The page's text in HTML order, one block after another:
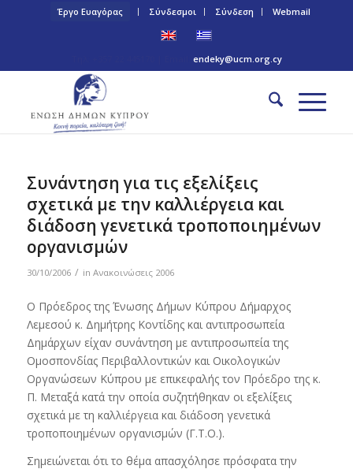
Έργο Ευαγόρας Σύνδεσμοι Σύνδεση Webmail
endeky@ucm.org.cy
Συνάντηση για τις εξελίξεις
σχετικά με την καλλιέργεια και
διάδοση γενετικά τροποποιημένων
οργανισμών
30/10/2006 / in Ανακοινώσεις 2006
Ο Πρόεδρος της Ένωσης Δήμων Κύπρου Δήμαρχος
Λεμεσού κ. Δημήτρης Κοντίδης και αντιπροσωπεία
Δημάρχων είχαν συνάντηση με αντιπροσωπεία της
Ομοσπονδίας Περιβαλλοντικών και Οικολογικών
Οργανώσεων Κύπρου με επικεφαλής τον Πρόεδρο της κ.
Π. Μεταξά κατά την οποία συζητήθηκαν οι εξελίξεις
σχετικά με τη καλλιέργεια και διάδοση γενετικά
τροποποιημένων οργανισμών (Γ.Τ.Ο.).
Σημειώνεται ότι το θέμα απασχόλησε πρόσφατα την